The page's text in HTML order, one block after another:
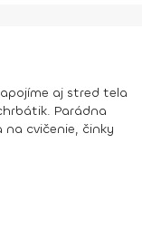
aj stred tela
Parádna
na cvičenie, činky